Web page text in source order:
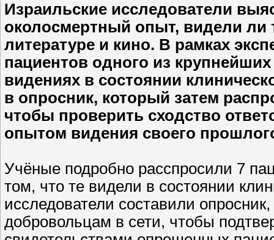
Израильские исследователи
околосмертный опыт, видели ли
литературе и кино. В рамках
пациентов одного из
видениях в состоянии
в опросник, который затем
чтобы проверить сходство
опытом видения своего
Учёные подробно расспросили 7
том, что те видели в состоянии
исследователи составили
добровольцам в сети, чтобы